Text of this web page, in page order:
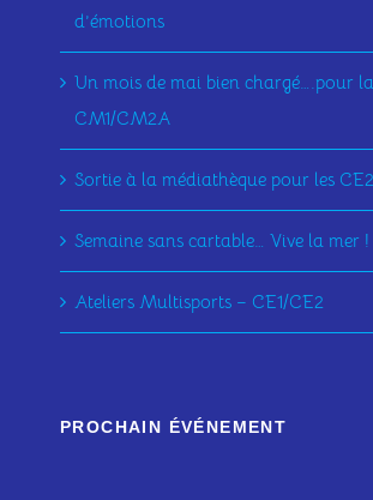
d’émotions
Un mois de mai bien chargé….pour la
CM1/CM2A
Sortie à la médiathèque pour les
Semaine sans cartable… Vive la mer !
Ateliers Multisports – CE1/CE2
PROCHAIN ÉVÉNEMENT